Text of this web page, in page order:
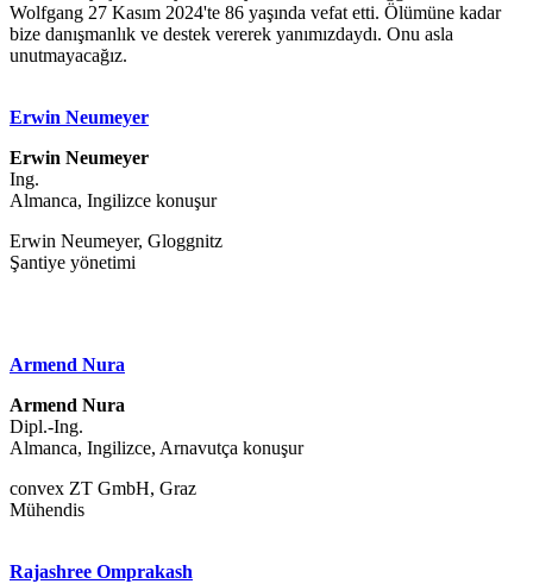
Wolfgang 27 Kasım 2024'te 86 yaşında vefat etti. Ölümüne kadar
bize danışmanlık ve destek vererek yanımızdaydı. Onu asla
unutmayacağız.
Erwin Neumeyer
Erwin Neumeyer
Ing.
Almanca, Ingilizce konuşur
Erwin Neumeyer, Gloggnitz
Şantiye yönetimi
Armend Nura
Armend Nura
Dipl.-Ing.
Almanca, Ingilizce, Arnavutça konuşur
convex ZT GmbH, Graz
Mühendis
Rajashree Omprakash